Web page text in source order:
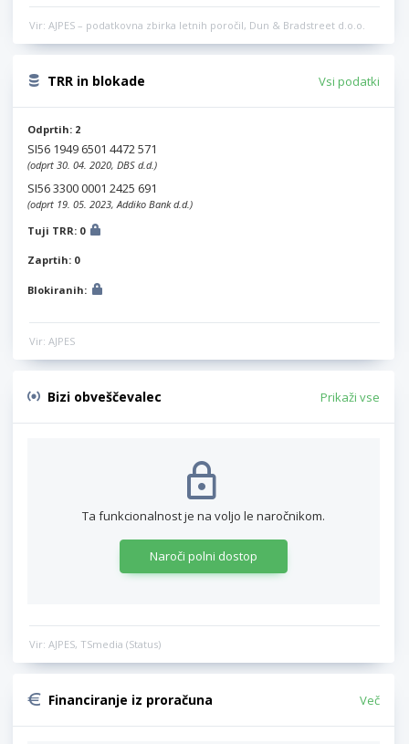
Vir: AJPES – podatkovna zbirka letnih poročil, Dun & Bradstreet d.o.o.
TRR in blokade Vsi podatki
Odprtih: 2
SI56 1949 6501 4472 571
(odprt 30. 04. 2020, DBS d.d.)
SI56 3300 0001 2425 691
(odprt 19. 05. 2023, Addiko Bank d.d.)
Tuji TRR: 0
Zaprtih: 0
Blokiranih:
Vir: AJPES
Bizi obveščevalec Prikaži vse
Ta funkcionalnost je na voljo le naročnikom.
Naroči polni dostop
Vir: AJPES, TSmedia (Status)
Financiranje iz proračuna Več